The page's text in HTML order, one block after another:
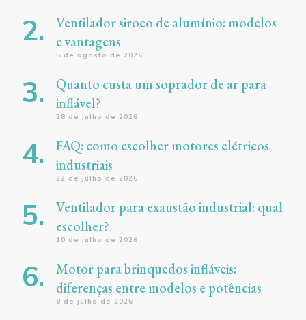
Ventilador siroco de alumínio: modelos
e vantagens
5 de agosto de 2026
Quanto custa um soprador de ar para
inflável?
28 de julho de 2026
FAQ: como escolher motores elétricos
industriais
22 de julho de 2026
Ventilador para exaustão industrial: qual
escolher?
10 de julho de 2026
Motor para brinquedos infláveis:
diferenças entre modelos e potências
8 de julho de 2026